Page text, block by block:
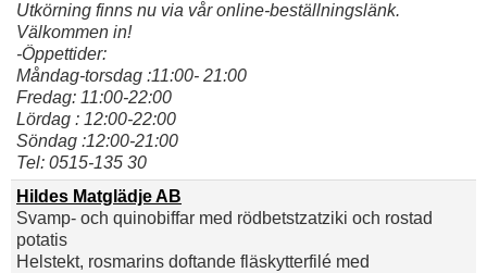
Utkörning finns nu via vår online‑beställningslänk.
Välkommen in!
-Öppettider:
Måndag-torsdag :11:00- 21:00
Fredag: 11:00-22:00
Lördag : 12:00-22:00
Söndag :12:00-21:00
Tel: 0515-135 30
Hildes Matglädje AB
Svamp- och quinobiffar med rödbetstzatziki och rostad
potatis
Helstekt, rosmarins doftande fläskytterfilé med